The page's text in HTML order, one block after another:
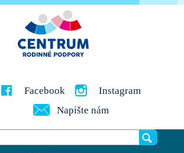
Facebook
Instagram
Napište nám